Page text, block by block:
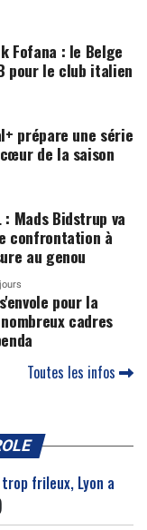
Fofana : le Belge
pour le club italien
prépare une série
de la saison
Mads Bidstrup va
confrontation à
au genou
pour la
cadres
Toutes les infos
frileux, Lyon a